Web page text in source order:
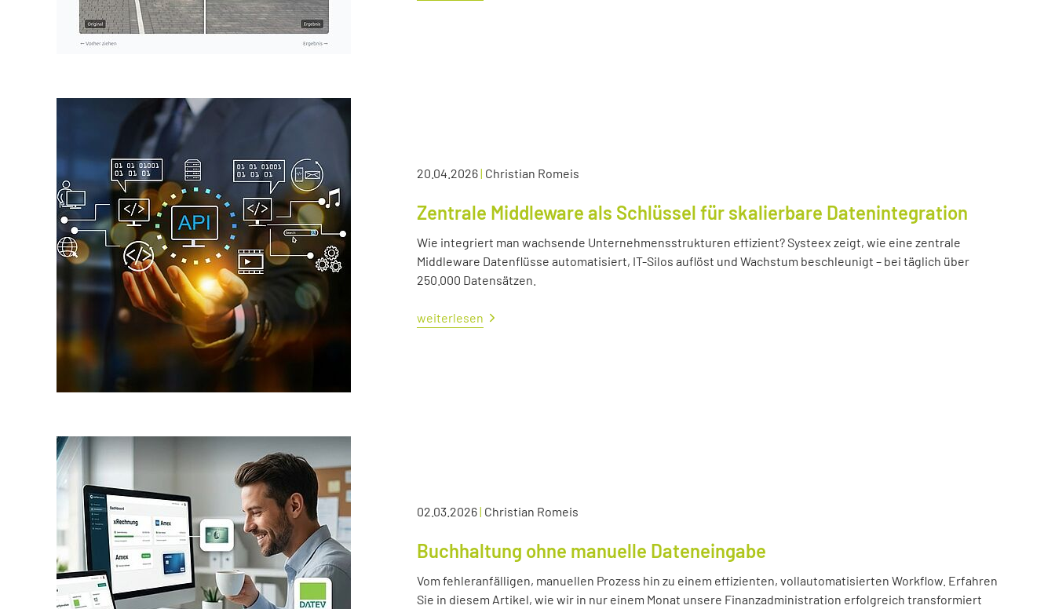
20.04.2026| Christian Romeis
Zentrale Middleware als Schlüssel für skalierbare Datenintegration
Wie integriert man wachsende Unternehmensstrukturen effizient? Systeex zeigt, wie eine zentrale
Middleware Datenflüsse automatisiert, IT-Silos auflöst und Wachstum beschleunigt – bei täglich über
250.000 Datensätzen.
weiterlesen
02.03.2026| Christian Romeis
Buchhaltung ohne manuelle Dateneingabe
Vom fehleranfälligen, manuellen Prozess hin zu einem effizienten, vollautomatisierten Workflow. Erfahren
Sie in diesem Artikel, wie wir in nur einem Monat unsere Finanzadministration erfolgreich transformiert